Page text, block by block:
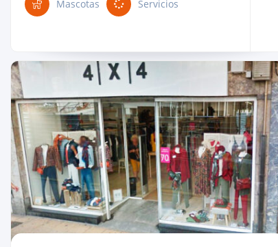
Mascotas Servicios